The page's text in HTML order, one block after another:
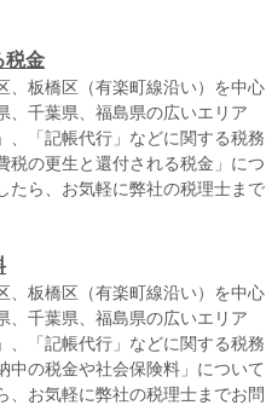
税金
、板橋区（有楽町線沿い）を中心
、千葉県、福島県の広いエリア
、「記帳代行」などに関する税務
税の更生と還付される税金」につ
たら、お気軽に弊社の税理士まで
、板橋区（有楽町線沿い）を中心
、千葉県、福島県の広いエリア
、「記帳代行」などに関する税務
中の税金や社会保険料」について
、お気軽に弊社の税理士までお問